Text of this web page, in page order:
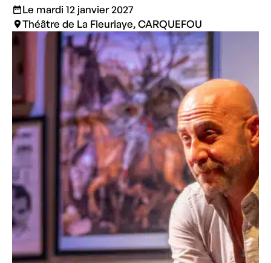
Le mardi 12 janvier 2027
Théâtre de La Fleuriaye, CARQUEFOU